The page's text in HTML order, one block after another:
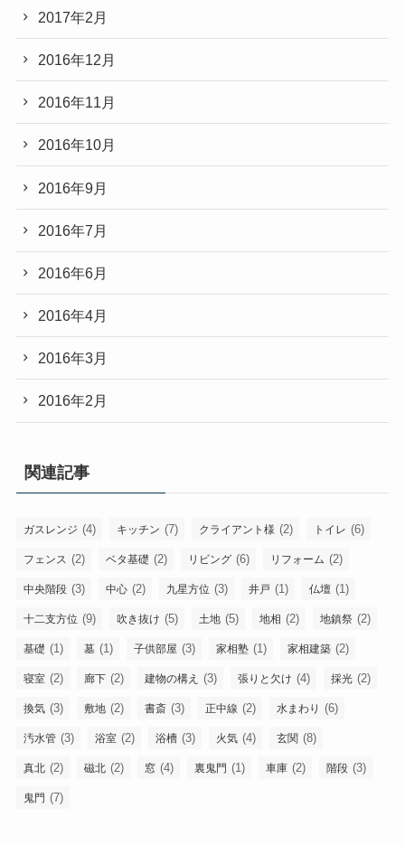
2017年2月
2016年12月
2016年11月
2016年10月
2016年9月
2016年7月
2016年6月
2016年4月
2016年3月
2016年2月
関連記事
ガスレンジ (4) キッチン (7) クライアント様 (2) トイレ (6)
フェンス (2) ベタ基礎 (2) リビング (6) リフォーム (2)
中央階段 (3) 中心 (2) 九星方位 (3) 井戸 (1) 仏壇 (1)
十二支方位 (9) 吹き抜け (5) 土地 (5) 地相 (2) 地鎮祭 (2)
基礎 (1) 墓 (1) 子供部屋 (3) 家相塾 (1) 家相建築 (2)
寝室 (2) 廊下 (2) 建物の構え (3) 張りと欠け (4) 採光 (2)
換気 (3) 敷地 (2) 書斎 (3) 正中線 (2) 水まわり (6)
汚水管 (3) 浴室 (2) 浴槽 (3) 火気 (4) 玄関 (8)
真北 (2) 磁北 (2) 窓 (4) 裏鬼門 (1) 車庫 (2) 階段 (3)
鬼門 (7)